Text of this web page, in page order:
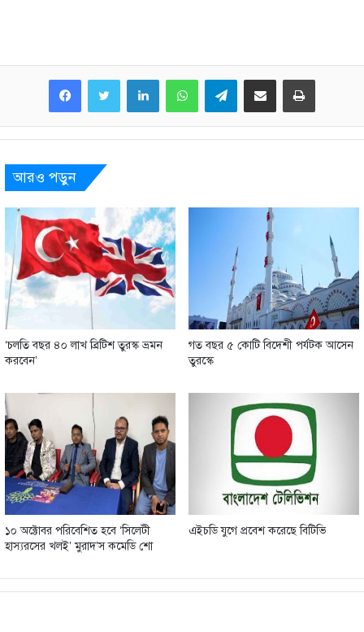
LinkedInWhatsAppTelegramShare via Email Print
আরও পড়ুন
‘চলতি বছর ৪০ লাখ ব্রিটিশ তুরস্ক ভ্রমন
করবেন’
গত বছর ৫ কোটি বিদেশী পর্যটক আসেন
তুরস্কে
১০ অক্টোবর পরিবেশিত হবে ‘সিলেটী
হাস্যরসের খলই’ মুরাদ’স কমেডি শো
এইচডি যুগে প্রবেশ করেছে বিটিভি